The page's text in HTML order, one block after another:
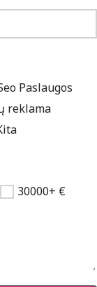
Paslaugos
reklama
30000+ €